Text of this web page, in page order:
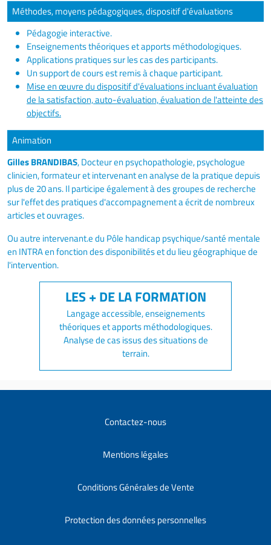
Méthodes, moyens pédagogiques, dispositif d'évaluations
Pédagogie interactive.
Enseignements théoriques et apports méthodologiques.
Applications pratiques sur les cas des participants.
Un support de cours est remis à chaque participant.
Mise en œuvre du dispositif d'évaluations incluant évaluation
de la satisfaction, auto-évaluation, évaluation de l'atteinte des
objectifs.
Animation
Gilles BRANDIBAS, Docteur en psychopathologie, psychologue
clinicien, formateur et intervenant en analyse de la pratique depuis
plus de 20 ans. Il participe également à des groupes de recherche
sur l'effet des pratiques d'accompagnement a écrit de nombreux
articles et ouvrages.
Ou autre intervenant.e du Pôle handicap psychique/santé mentale
en INTRA en fonction des disponibilités et du lieu géographique de
l'intervention.
Langage accessible, enseignements
théoriques et apports méthodologiques.
Analyse de cas issus des situations de
terrain.
Contactez-nous
Mentions légales
Conditions Générales de Vente
Protection des données personnelles